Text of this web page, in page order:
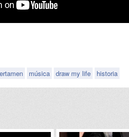
música draw my life historia